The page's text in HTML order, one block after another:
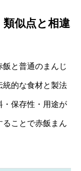
似点と相違
と普通のまんじ
統的な食材と製法
・保存性・用途が
ことで赤飯まん